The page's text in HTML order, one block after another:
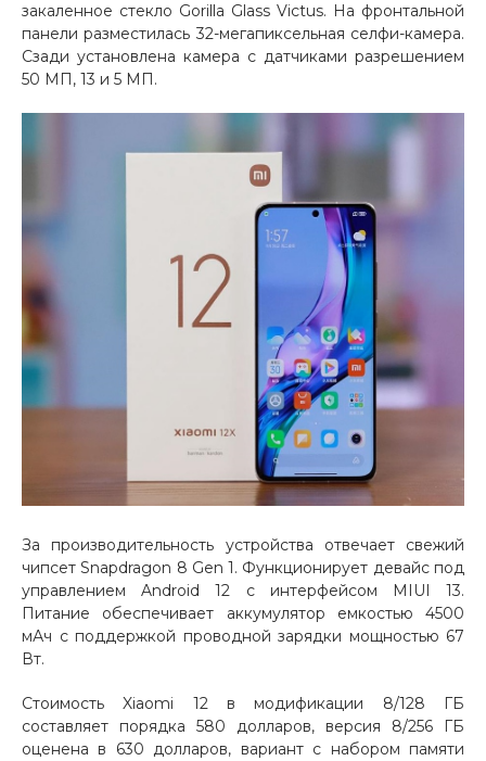
Оплачивайте сегодня только
25% картой любого банка
Получайте товар
% будут
с вашей карты
каждые 2 недели
Подробнее
25
раз в 2
недели
Остались вопросы?
8 800 302-02-51
plait.ru
закаленное стекло Gorilla Glass Victus. На фронтальной
панели разместилась 32-мегапиксельная селфи-камера.
Сзади установлена камера с датчиками разрешением
50 МП, 13 и 5 МП.
За производительность устройства отвечает свежий
чипсет Snapdragon 8 Gen 1. Функционирует девайс под
управлением Android 12 с интерфейсом MIUI 13.
Питание обеспечивает аккумулятор емкостью 4500
мАч с поддержкой проводной зарядки мощностью 67
Вт.
Стоимость Xiaomi 12 в модификации 8/128 ГБ
составляет порядка 580 долларов, версия 8/256 ГБ
оценена в 630 долларов, вариант с набором памяти